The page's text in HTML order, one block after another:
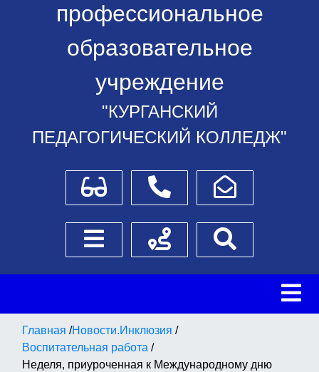
профессиональное
образовательное
учреждение
"КУРГАНСКИЙ
ПЕДАГОГИЧЕСКИЙ КОЛЛЕДЖ"
Для слабовидящихТелефоныНаписать обращение
Боковое менюСхема проезда
Главная /Новости.Инклюзия /
Воспитательная работа /
Неделя, приуроченная к Международному дню